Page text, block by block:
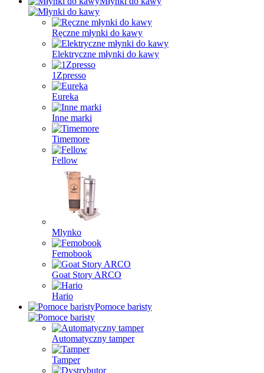
Ręczne młynki do kawy
Elektryczne młynki do kawy
1Zpresso
Eureka
Inne marki
Timemore
Fellow
Mlynko
Femobook
Goat Story ARCO
Hario
Pomoce baristy
Automatyczny tamper
Tamper